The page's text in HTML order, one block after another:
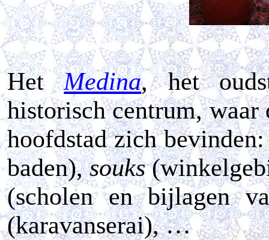
HetMedina, het
historisch centrum, waar
hoofdstad zich
baden),souks
(scholen en bijlagen
(karavanserai), …